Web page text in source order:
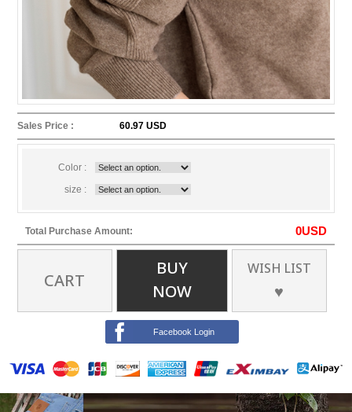
Sales Price : 60.97 USD
Color :
size :
Total Purchase Amount: 0USD
CART
BUY
NOW
WISH LIST
♥
Facebook Login